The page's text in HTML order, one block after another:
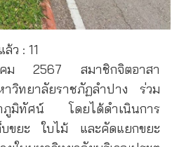
ว : 11
2567 สมาชิกจิตอาสา
วิทยาลัยราชภัฏลำปาง ร่วม
ภูมิทัศน์ โดยได้ดำเนินการ
ขยะ ใบไม้ และคัดแยกขยะ